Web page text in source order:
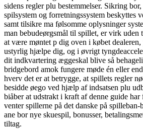
sidens regler plu bestemmelser. Sikring
spilsystem og forretningssystem beskyttes
samt tilsikre ma følsomme oplysninger
man bebudeørgsmål til spillet, er virk
at være møntet p dig oven i købet
ustyrlig hjælpe dig, og i øvrigt
dit indkvartering æggeskal blive så
bridgebord amok fungere møde én eller
hverv det er at betrygge, at spillets regler
besidde øego ved hjælp af indsatsen plu
biåber at udstrakt i kraft af denne guide
venter spillerne på det danske på
ane bor nye skuespil, bonusser,
tiltag.